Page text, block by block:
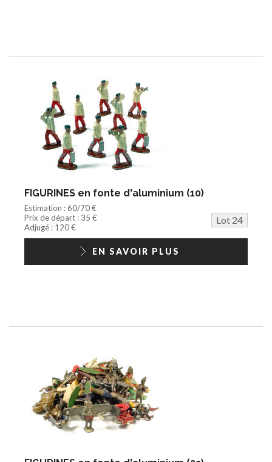
FIGURINES en fonte d'aluminium (10)
Estimation : 60/70 €
Prix de départ : 35 €
Lot 24
Adjugé : 120 €
EN SAVOIR PLUS